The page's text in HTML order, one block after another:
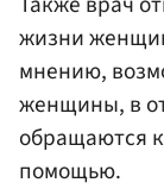
жизни
мнению,
женщины, в
обращаются
помощью.